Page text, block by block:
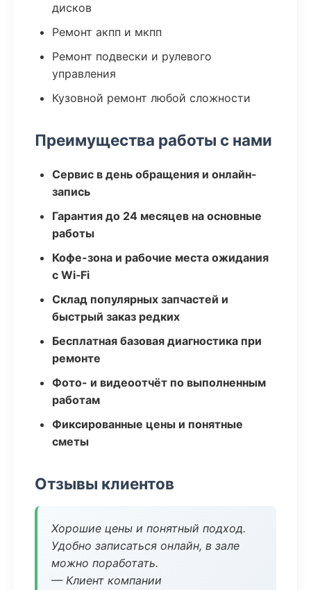
дисков
Ремонт акпп и мкпп
Ремонт подвески и рулевого
управления
Кузовной ремонт любой сложности
Преимущества работы с нами
Сервис в день обращения и онлайн-
запись
Гарантия до 24 месяцев на основные
работы
Кофе-зона и рабочие места ожидания
с Wi‑Fi
Склад популярных запчастей и
быстрый заказ редких
Бесплатная базовая диагностика при
ремонте
Фото- и видеоотчёт по выполненным
работам
Фиксированные цены и понятные
сметы
Отзывы клиентов
Хорошие цены и понятный подход.
Удобно записаться онлайн, в зале
можно поработать.
— Клиент компании